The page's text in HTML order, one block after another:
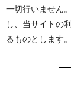
一切行いません
し、当サイトの
るものと し ま す 。